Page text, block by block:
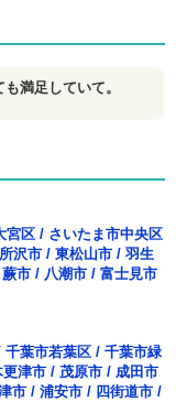
満足していて。
宮区 / さいたま市中央区
所沢市 / 東松山市 / 羽生
蕨市 / 八潮市 / 富士見市
千葉市若葉区 / 千葉市緑
更津市 / 茂原市 / 成田市
市 / 浦安市 / 四街道市 /